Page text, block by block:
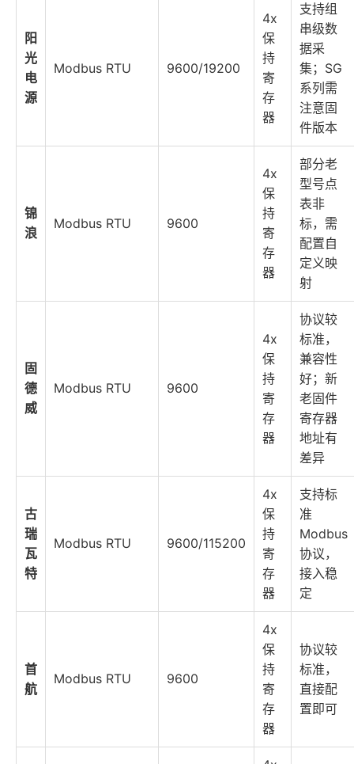
阳
光
电
源
Modbus RTU 9600/19200
4x
保
持
寄
存
器
支持组
串级数
据采
集；SG
系列需
注意固
件版本
锦
浪
Modbus RTU 9600
4x
保
持
寄
存
器
部分老
型号点
表非
标，需
配置自
定义映
射
固
德
威
Modbus RTU 9600
4x
保
持
寄
存
器
协议较
标准，
兼容性
好；新
老固件
寄存器
地址有
差异
古
瑞
瓦
特
Modbus RTU 9600/115200
4x
保
持
寄
存
器
支持标
准
Modbus
协议，
接入稳
定
首
航
Modbus RTU 9600
4x
保
持
寄
存
器
协议较
标准，
直接配
置即可